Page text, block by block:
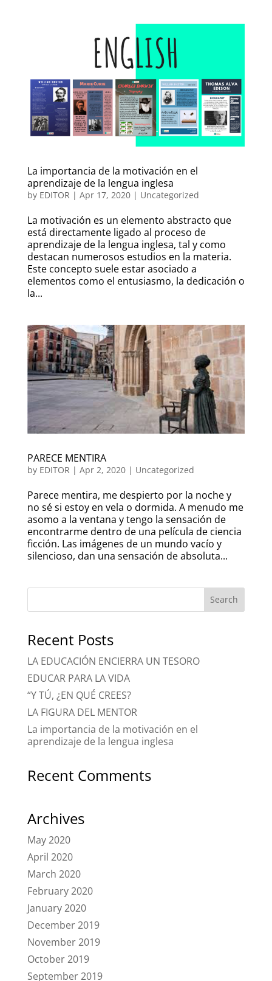
La importancia de la motivación en el
aprendizaje de la lengua inglesa
by EDITOR | Apr 17, 2020| Uncategorized
La motivación es un elemento abstracto que
está directamente ligado al proceso de
aprendizaje de la lengua inglesa, tal y como
destacan numerosos estudios en la materia.
Este concepto suele estar asociado a
elementos como el entusiasmo, la dedicación o
la...
PARECE MENTIRA
by EDITOR | Apr 2, 2020| Uncategorized
Parece mentira, me despierto por la noche y
no sé si estoy en vela o dormida. A menudo me
asomo a la ventana y tengo la sensación de
encontrarme dentro de una película de ciencia
ficción. Las imágenes de un mundo vacío y
silencioso, dan una sensación de absoluta...
Recent Posts
LA EDUCACIÓN ENCIERRA UN TESORO
EDUCAR PARA LA VIDA
“Y TÚ, ¿EN QUÉ CREES?
LA FIGURA DEL MENTOR
La importancia de la motivación en el
aprendizaje de la lengua inglesa
Recent Comments
Archives
May 2020
April 2020
March 2020
February 2020
January 2020
December 2019
November 2019
October 2019
September 2019